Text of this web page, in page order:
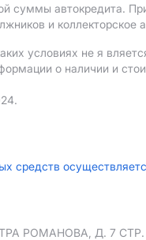
суммы автокредита.
и коллекторское
условиях не я
о наличии и
средств
РОМАНОВА, Д. 7